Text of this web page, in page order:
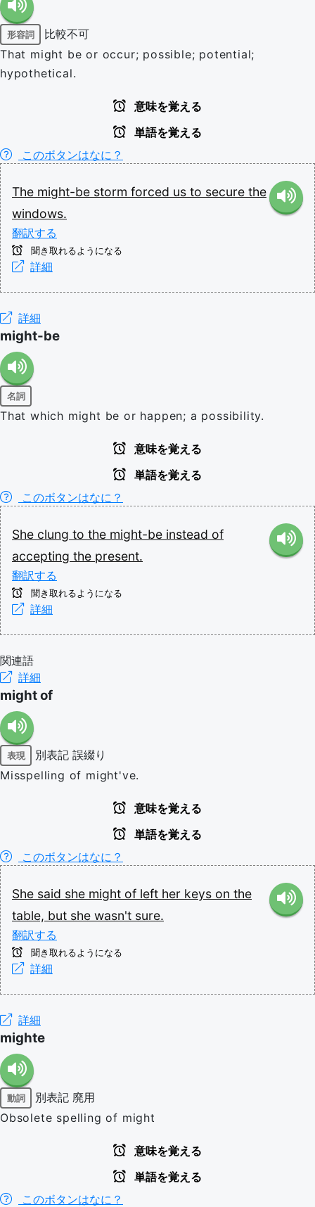
形容詞
比較不可
That might be or occur; possible; potential;
hypothetical.
意味を覚える
単語を覚える
このボタンはなに？
The might-be storm forced us to secure the
windows.
翻訳する
聞き取れるようになる
詳細
詳細
might-be
名詞
That which might be or happen; a possibility.
意味を覚える
単語を覚える
このボタンはなに？
She clung to the might-be instead of
accepting the present.
翻訳する
聞き取れるようになる
詳細
関連語
詳細
might of
表現 別表記 誤綴り
Misspelling of might've.
意味を覚える
単語を覚える
このボタンはなに？
She said she might of left her keys on the
table, but she wasn't sure.
翻訳する
聞き取れるようになる
詳細
詳細
mighte
動詞 別表記 廃用
Obsolete spelling of might
意味を覚える
単語を覚える
このボタンはなに？